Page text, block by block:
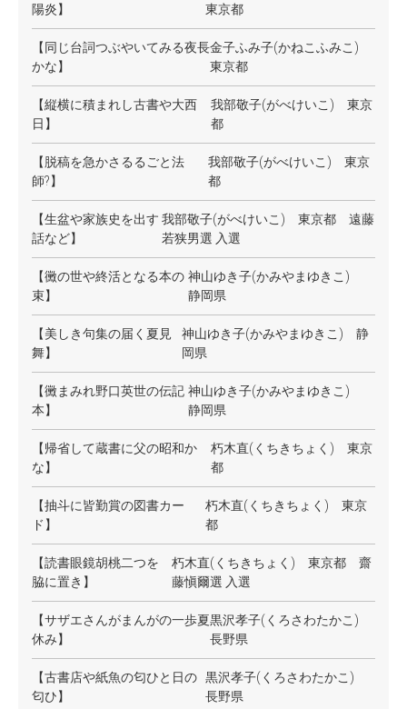
陽炎】
東京都
【同じ台詞つぶやいてみる夜長
かな】
金子ふみ子(かねこふみこ)
東京都
【縦横に積まれし古書や大西
日】
我部敬子(がべけいこ)東京
都
【脱稿を急かさるるごと法
師?】
我部敬子(がべけいこ) 東京
都
【生盆や家族史を出す
話など】
我部敬子(がべけいこ) 東京都 遠藤
若狭男選 入選
【黴の世や終活となる本の
束】
神山ゆき子(かみやまゆきこ)
静岡県
【美しき句集の届く夏見
舞】
神山ゆき子(かみやまゆきこ) 静
岡県
【黴まみれ野口英世の伝記
本】
神山ゆき子(かみやまゆきこ)
静岡県
【帰省して蔵書に父の昭和か
な】
朽木直(くちきちょく) 東京
都
【抽斗に皆勤賞の図書カー
ド】
朽木直(くちきちょく) 東京
都
【読書眼鏡胡桃二つを
脇に置き】
朽木直(くちきちょく) 東京都 齋
藤愼爾選 入選
【サザエさんがまんがの一歩夏
休み】
黒沢孝子(くろさわたかこ)
長野県
【古書店や紙魚の匂ひと日の
匂ひ】
黒沢孝子(くろさわたかこ)
長野県